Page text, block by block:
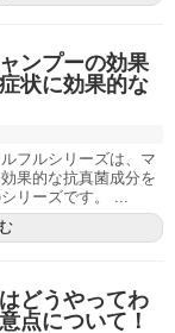
ンプーの効果
状に効果的な
フルシリーズは、マ
果的な抗真菌成分を
リーズです。 ...
どうやってわ
点について！